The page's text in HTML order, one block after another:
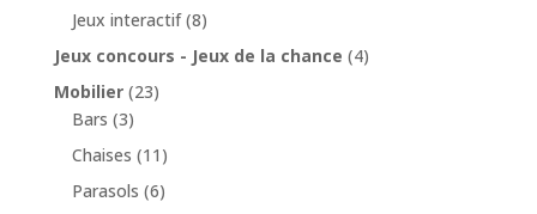
Jeux interactif (8)
Jeux concours - Jeux de la chance (4)
Mobilier (23)
Bars (3)
Chaises (11)
Parasols (6)